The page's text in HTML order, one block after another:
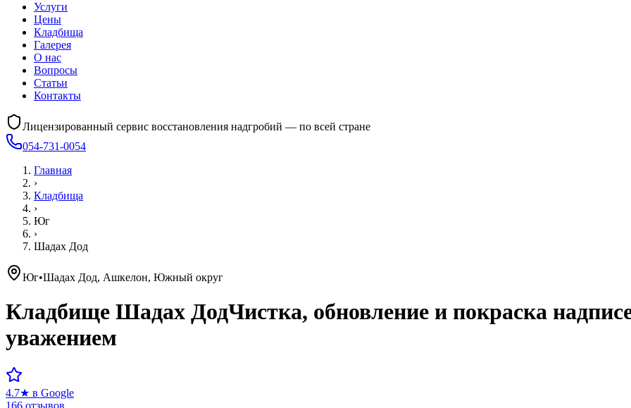
Услуги
Цены
Кладбища
Галерея
О нас
Вопросы
Статьи
Контакты
Лицензированный сервис восстановления надгробий — по всей стране
054-731-0054
Главная
›
Кладбища
›
Юг
›
Шадах Дод
Юг•Шадах Дод, Ашкелон, Южный округ
Кладбище Шадах ДодЧистка, обновление и покраска
уважением
4.7★ в Google
166 отзывов